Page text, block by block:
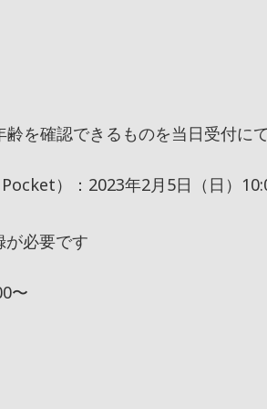
を確認できるものを当日受付に
）：2023年2月5日（日）
必要です
〜